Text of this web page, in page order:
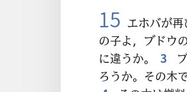
15 エホバが再
の子よ，ブドウ
に違うか。
3
ろうか。その木